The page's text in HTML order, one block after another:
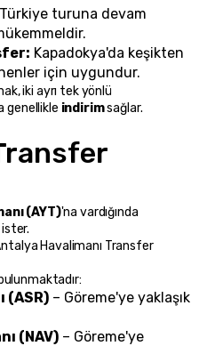
Türkiye turuna devam
Kapadokya'da keşikten
için uygundur.
iki ayrı tek yönlü
genellikle indirim sağlar.
(AYT)'na vardığında
Havalimanı Transfer
(ASR) – Göreme'ye yaklaşık
(NAV) – Göreme'ye